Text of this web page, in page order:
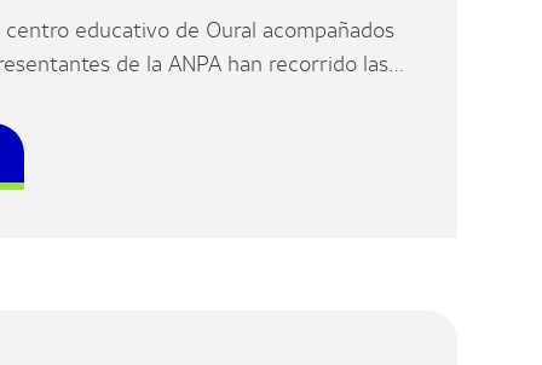
educativo de Oural acompañados
de la ANPA han recorrido las
del cemento y acercarse a la realidad